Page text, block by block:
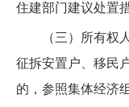
住建部门建议处置
（三）所有权
征拆安置户、移民
的，参照集体经济